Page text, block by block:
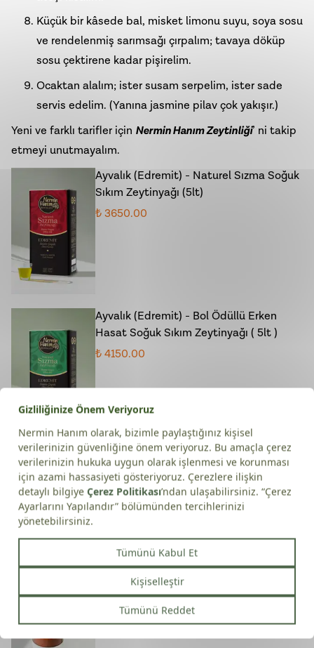
Küçük bir kâsede bal, misket limonu suyu, soya sosu
ve rendelenmiş sarımsağı çırpalım; tavaya döküp
sosu çektirene kadar pişirelim.
Ocaktan alalım; ister susam serpelim, ister sade
servis edelim. (Yanına jasmine pilav çok yakışır.)
Yeni ve farklı tarifler için Nermin Hanım Zeytinliği’ ni takip
etmeyi unutmayalım.
Ayvalık (Edremit) - Naturel Sızma Soğuk
Sıkım Zeytinyağı (5lt)
₺ 3650.00
Ayvalık (Edremit) - Bol Ödüllü Erken
Hasat Soğuk Sıkım Zeytinyağı ( 5lt )
₺ 4150.00
Maraş İpek Pul Biber (200gr)
₺ 250.00
Maraş Tatlı Toz Biber (250gr)
₺ 225.00